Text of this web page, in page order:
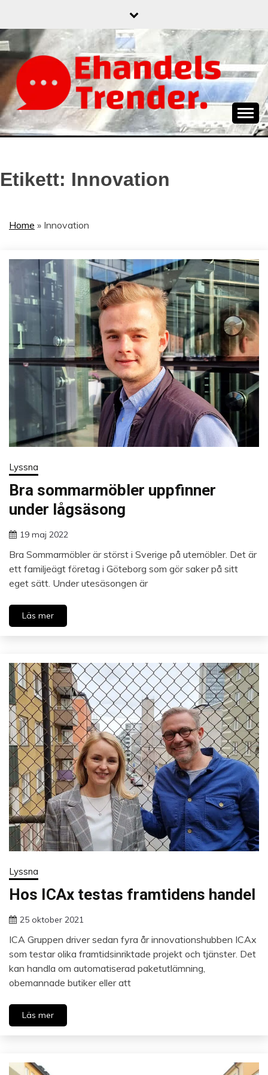
content
När allt blir e-handel
Etikett: Innovation
Home » Innovation
Lyssna
Bra sommarmöbler uppfinner
under lågsäsong
19 maj 2022
Bra Sommarmöbler är störst i Sverige på utemöbler. Det är
ett familjeägt företag i Göteborg som gör saker på sitt
eget sätt. Under utesäsongen är
Läs mer
Lyssna
Hos ICAx testas framtidens handel
25 oktober 2021
ICA Gruppen driver sedan fyra år innovationshubben ICAx
som testar olika framtidsinriktade projekt och tjänster. Det
kan handla om automatiserad paketutlämning,
obemannade butiker eller att
Läs mer